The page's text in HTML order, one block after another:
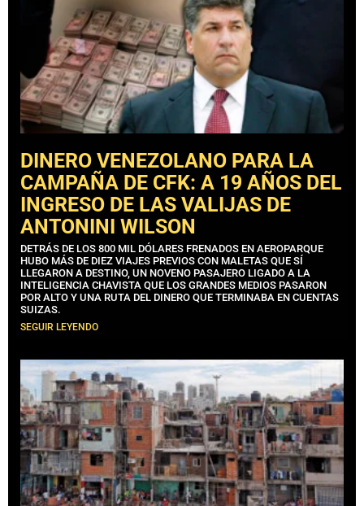
DINERO VENEZOLANO PARA LA
CAMPAÑA DE CFK: A 19 AÑOS DEL
INGRESO DE LAS VALIJAS DE
ANTONINI WILSON
DETRÁS DE LOS 800 MIL DÓLARES FRENADOS EN AEROPARQUE
HUBO MÁS DE DIEZ VIAJES PREVIOS CON MALETAS QUE SÍ
LLEGARON A DESTINO, UN NOVENO PASAJERO LIGADO A LA
INTELIGENCIA CHAVISTA QUE LOS GRANDES MEDIOS PASARON
POR ALTO Y UNA RUTA DEL DINERO QUE TERMINABA EN CUENTAS
SUIZAS.
SEGUIR LEYENDO